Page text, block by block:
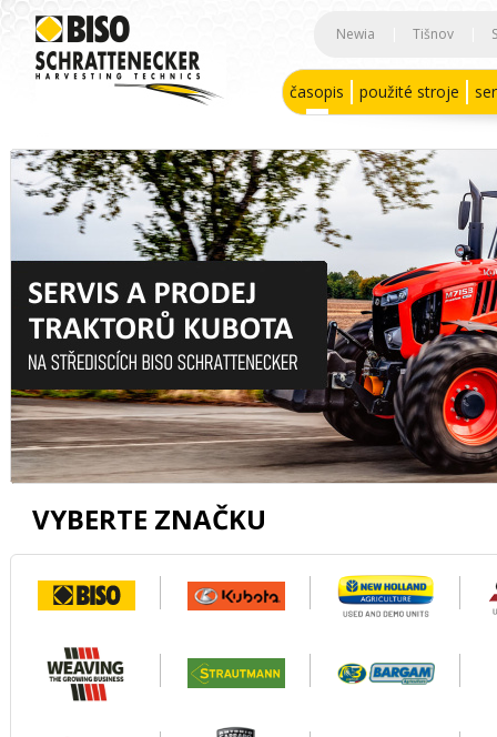
Newia Tišnov
časopis použité stroje
VYBERTE ZNAČKU